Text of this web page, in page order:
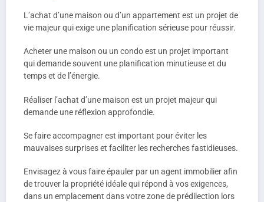
L’achat d’une maison ou d’un appartement est un projet de
vie majeur qui exige une planification sérieuse pour réussir.
Acheter une maison ou un condo est un projet important
qui demande souvent une planification minutieuse et du
temps et de l’énergie.
Réaliser l’achat d’une maison est un projet majeur qui
demande une réflexion approfondie.
Se faire accompagner est important pour éviter les
mauvaises surprises et faciliter les recherches fastidieuses.
Envisagez à vous faire épauler par un agent immobilier afin
de trouver la propriété idéale qui répond à vos exigences,
dans un emplacement dans votre zone de prédilection lors